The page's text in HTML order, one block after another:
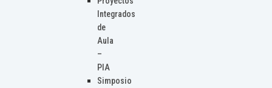
Integrados
de
Aula
–
PIA
Simposio